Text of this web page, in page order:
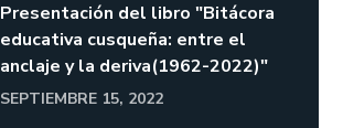
Presentación del libro "Bitácora
educativa cusqueña: entre el
anclaje y la deriva(1962-2022)"
SEPTIEMBRE 15, 2022